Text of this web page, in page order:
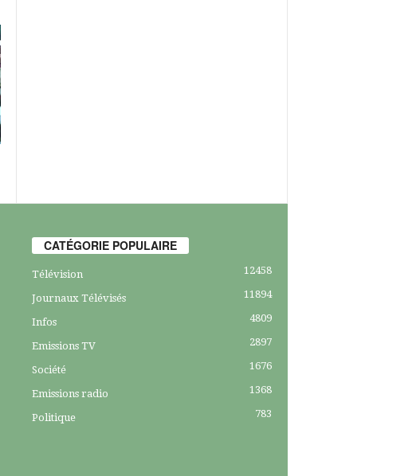
CATÉGORIE POPULAIRE
Télévision 12458
Journaux Télévisés 11894
Infos 4809
Emissions TV 2897
Société 1676
Emissions radio 1368
Politique 783